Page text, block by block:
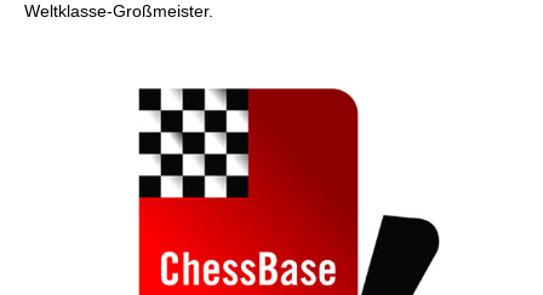
Weltklasse-Großmeister.